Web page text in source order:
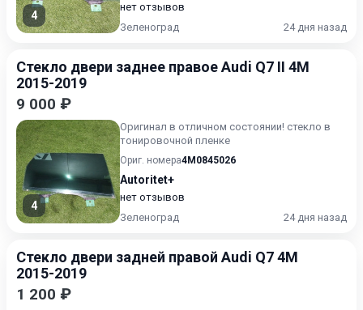
4
нет отзывов
Зеленоград
24 дня назад
Стекло двери заднее правое Audi Q7 II 4M
2015-2019
9 000 ₽
4
Оригинал в отличном состоянии! стекло в
тонировочной пленке
Ориг. номера4M0845026
Autoritet+
нет отзывов
Зеленоград
24 дня назад
Стекло двери задней правой Audi Q7 4M
2015-2019
1 200 ₽